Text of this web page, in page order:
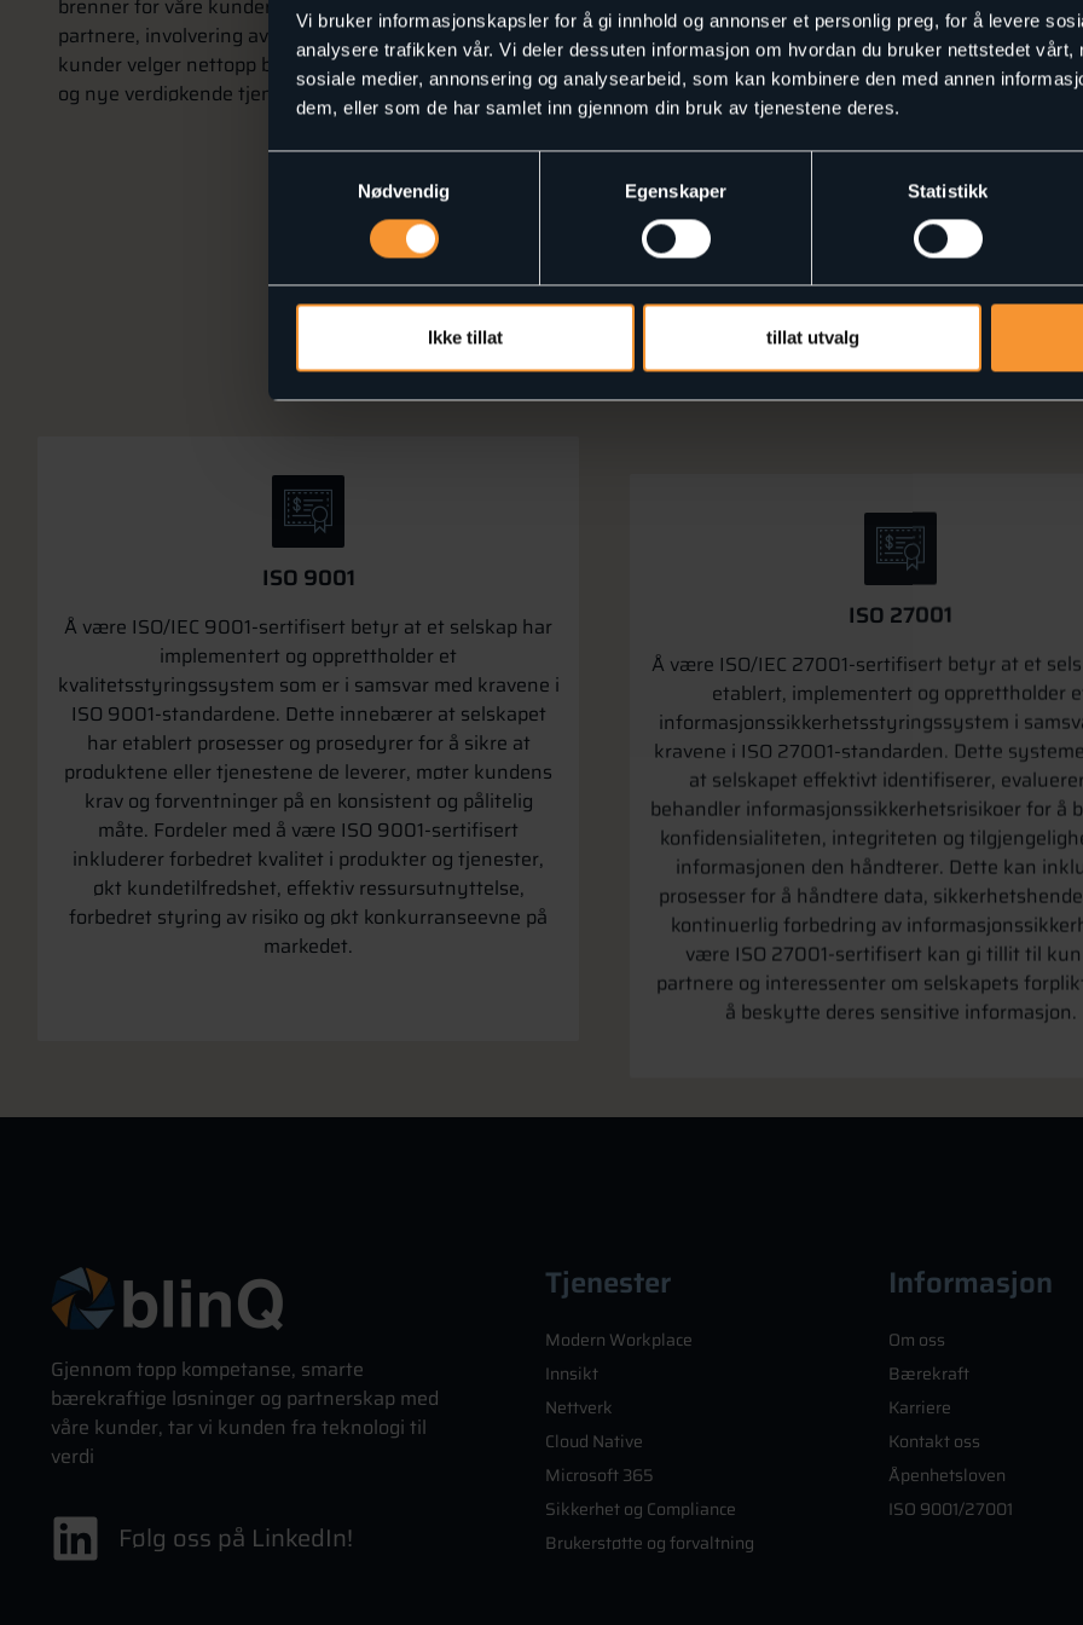
Vi bruker informasjonskapsler for å gi innhold og annonser et personlig preg, for å levere
analysere trafikken vår. Vi deler dessuten informasjon om hvordan du bruker nettstedet vårt,
sosiale medier, annonsering og analysearbeid, som kan kombinere den med annen
dem, eller som de har samlet inn gjennom din bruk av tjenestene deres.
Nødvendig
Egenskaper Statistikk
Ikke tillat tillat utvalg
brenner for våre kunder, teknologi og deler våre verdier. Godt hjulpet av robuste systemer, gode
partnere, involvering av de ansatte i utviklingen av selskapet og en solid forståelse for hvorfor våre
kunder velger nettopp blinQ – vil vi fortsette å utvikle oss med stadig nye kollegaer, flere lokasjoner
og nye verdiøkende tjenester.
ISO 9001
Å være ISO/IEC 9001-sertifisert betyr at et selskap har
implementert og opprettholder et
kvalitetsstyringssystem som er i samsvar med kravene i
ISO 9001-standardene. Dette innebærer at selskapet
har etablert prosesser og prosedyrer for å sikre at
produktene eller tjenestene de leverer, møter kundens
krav og forventninger på en konsistent og pålitelig
måte. Fordeler med å være ISO 9001-sertifisert
inkluderer forbedret kvalitet i produkter og tjenester,
økt kundetilfredshet, effektiv ressursutnyttelse,
forbedret styring av risiko og økt konkurranseevne på
markedet.
ISO 27001
Å være ISO/IEC 27001-sertifisert betyr at et
etablert, implementert og opprettholder
informasjonssikkerhetsstyringssystem i
kravene i ISO 27001-standarden. Dette
at selskapet effektivt identifiserer,
behandler informasjonssikkerhetsrisikoer for å
konfidensialiteten, integriteten og
informasjonen den håndterer. Dette kan
prosesser for å håndtere data,
kontinuerlig forbedring av
være ISO 27001-sertifisert kan gi tillit til
partnere og interessenter om selskapets
å beskytte deres sensitive informasjon.
Gjennom topp kompetanse, smarte
bærekraftige løsninger og partnerskap med
våre kunder, tar vi kunden fra teknologi til
verdi
Følg oss på LinkedIn!
Tjenester
Modern Workplace
Innsikt
Nettverk
Cloud Native
Microsoft 365
Sikkerhet og Compliance
Brukerstøtte og forvaltning
Informasjon
Om oss
Bærekraft
Karriere
Kontakt oss
Åpenhetsloven
ISO 9001/27001